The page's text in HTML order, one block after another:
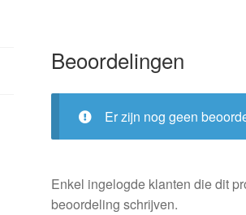
Beoordelingen
Er zijn nog geen
Enkel ingelogde klanten die dit
beoordeling schrijven.